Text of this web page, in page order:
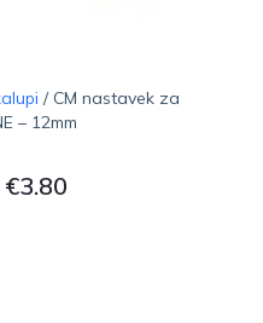
/ CM nastavek za
– 12mm
€3.80